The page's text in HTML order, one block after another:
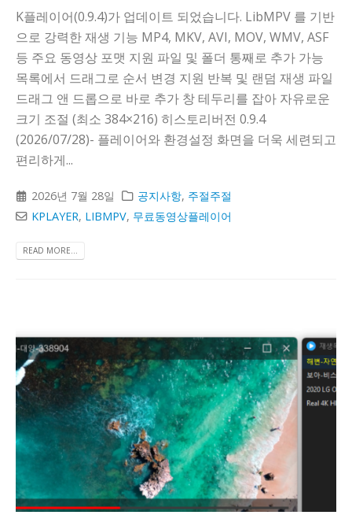
K플레이어(0.9.4)가 업데이트 되었습니다. LibMPV 를 기반
으로 강력한 재생 기능 MP4, MKV, AVI, MOV, WMV, ASF
등 주요 동영상 포맷 지원 파일 및 폴더 통째로 추가 가능
목록에서 드래그로 순서 변경 지원 반복 및 랜덤 재생 파일
드래그 앤 드롭으로 바로 추가 창 테두리를 잡아 자유로운
크기 조절 (최소 384×216) 히스토리버전 0.9.4
(2026/07/28)- 플레이어와 환경설정 화면을 더욱 세련되고
편리하게...
2026년 7월 28일 공지사항, 주절주절
KPLAYER, LIBMPV, 무료동영상플레이어
READ MORE...